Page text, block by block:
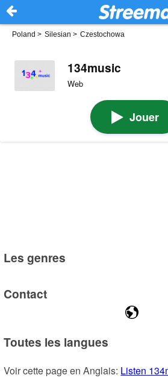
Poland > Silesian > Czestochowa
134music
Web
Jouer
Les genres
Contact
Toutes les langues
Voir cette page en Anglais: Listen